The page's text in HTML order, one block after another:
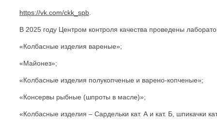
https://vk.com/ckk_spb
В 2025 году Центром контроля качества проведены
«Колбасные изделия вареные»;
«Майонез»;
«Колбасные изделия полукопченые и варено-копченые»;
«Консервы рыбные (шпроты в масле)»;
«Колбасные изделия – Сардельки кат. А и кат. Б, шпикачки